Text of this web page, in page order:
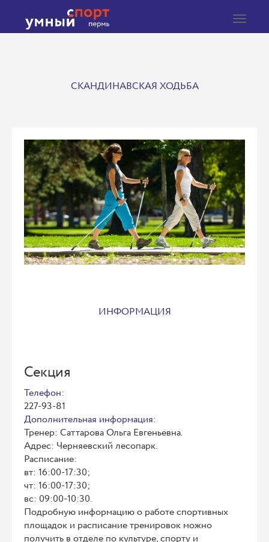
Toggle
СКАНДИНАВСКАЯ ХОДЬБА
ИНФОРМАЦИЯ
Секция
Телефон:
227-93-81
Дополнительная информация:
Тренер: Саттарова Ольга Евгеньевна.
Адрес: Черняевский лесопарк.
Расписание:
вт: 16:00-17:30;
чт: 16:00-17:30;
вс: 09:00-10:30.
Подробную информацию о работе спортивных
площадок и расписание тренировок можно
получить в отделе по культуре, спорту и